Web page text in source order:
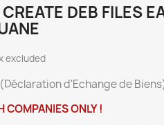
DEB FILES
excluded
d'Echange de
COMPANIES ONLY !